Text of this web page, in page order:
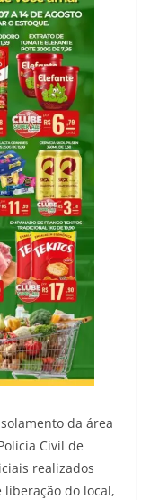
da área
Civil de
realizados
do local,